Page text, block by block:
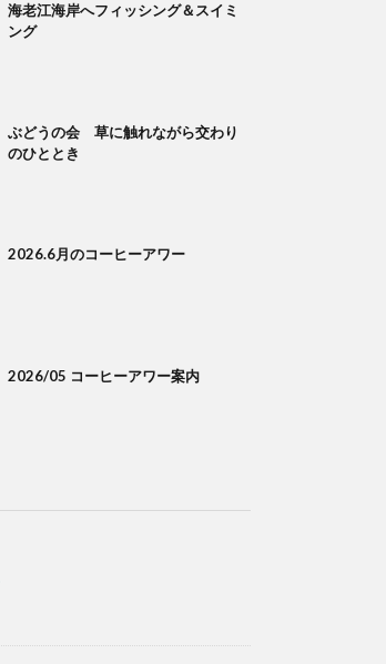
海老江海岸へフィッシング＆スイミ
ング
ぶどうの会 草に触れながら交わり
のひととき
2026.6月のコーヒーアワー
2026/05 コーヒーアワー案内